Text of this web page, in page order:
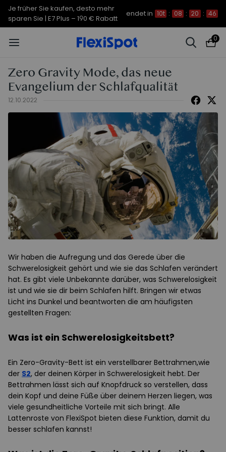
Je früher Sie kaufen, desto mehr
sparen Sie | C7 Morpher – 290 €
Rabatt
endet in 10t : 08 : 20 : 45
0
Zero Gravity Mode, das neue
Evangelium der Schlafqualität
12.10.2022
Wir haben die Aufregung und das Gerede über die
Schwerelosigkeit gehört und wie sie das Schlafen verändert
hat. Es gibt viele Unbekannte darüber, was Schwerelosigkeit
ist und wie sie dir beim Schlafen hilft. Bringen wir etwas
Licht ins Dunkel und beantworten die am häufigsten
gestellten Fragen:
Was ist ein Schwerelosigkeitsbett?
Ein Zero-Gravity-Bett ist ein verstellbarer Bettrahmen,wie
der S2, der deinen Körper in Schwerelosigkeit hebt. Der
Bettrahmen lässt sich auf Knopfdruck so verstellen, dass
dein Kopf und deine Füße über deinem Herzen liegen, was
viele gesundheitliche Vorteile mit sich bringt. Alle
Lattenroste von FlexiSpot bieten diese Funktion, damit du
besser schlafen kannst!